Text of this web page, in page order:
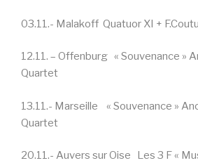
03.11.- Malakoff Quatuor XI +
12.11. – Offenburg « Souvenance »
Quartet
13.11.- Marseille « Souvenance »
Quartet
20.11.- Auvers sur Oise Les 3 F «